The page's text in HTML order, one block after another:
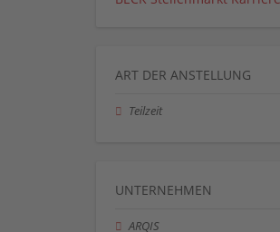
ART DER ANSTELLUNG
Teilzeit
UNTERNEHMEN
ARQIS